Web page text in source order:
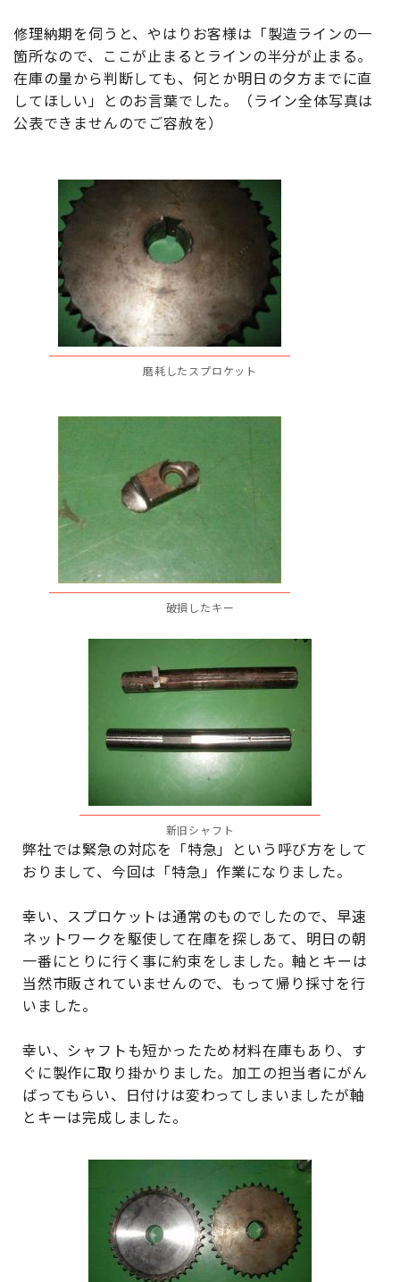
修理納期を伺うと、やはりお客様は「製造ラインの一
箇所なので、ここが止まるとラインの半分が止まる。
在庫の量から判断しても、何とか明日の夕方までに直
してほしい」とのお言葉でした。（ライン全体写真は
公表できませんのでご容赦を）
磨耗したスプロケット
破損したキー
新旧シャフト
弊社では緊急の対応を「特急」という呼び方をして
おりまして、今回は「特急」作業になりました。
幸い、スプロケットは通常のものでしたので、早速
ネットワークを駆使して在庫を探しあて、明日の朝
一番にとりに行く事に約束をしました。軸とキーは
当然市販されていませんので、もって帰り採寸を行
いました。
幸い、シャフトも短かったため材料在庫もあり、す
ぐに製作に取り掛かりました。加工の担当者にがん
ばってもらい、日付けは変わってしまいましたが軸
とキーは完成しました。